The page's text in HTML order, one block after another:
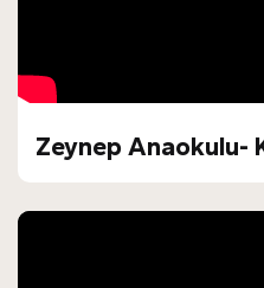
Zeynep Anaokulu-